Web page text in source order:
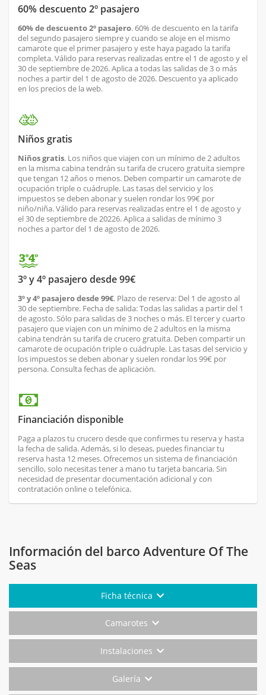
60% descuento 2º pasajero
60% de descuento 2º pasajero. 60% de descuento en la tarifa
del segundo pasajero siempre y cuando se aloje en el mismo
camarote que el primer pasajero y este haya pagado la tarifa
completa. Válido para reservas realizadas entre el 1 de agosto y el
30 de septiembre de 2026. Aplica a todas las salidas de 3 o más
noches a partir del 1 de agosto de 2026. Descuento ya aplicado
en los precios de la web.
Niños gratis
Niños gratis. Los niños que viajen con un mínimo de 2 adultos
en la misma cabina tendrán su tarifa de crucero gratuita siempre
que tengan 12 años o menos. Deben compartir un camarote de
ocupación triple o cuádruple. Las tasas del servicio y los
impuestos se deben abonar y suelen rondar los 99€ por
niño/niña. Válido para reservas realizadas entre el 1 de agosto y
el 30 de septiembre de 20226. Aplica a salidas de mínimo 3
noches a partor del 1 de agosto de 2026.
3º y 4º pasajero desde 99€
3º y 4º pasajero desde 99€. Plazo de reserva: Del 1 de agosto al
30 de septiembre. Fecha de salida: Todas las salidas a partir del 1
de agosto. Sólo para salidas de 3 noches o más. El tercer y cuarto
pasajero que viajen con un mínimo de 2 adultos en la misma
cabina tendrán su tarifa de crucero gratuita. Deben compartir un
camarote de ocupación triple o cuádruple. Las tasas del servicio y
los impuestos se deben abonar y suelen rondar los 99€ por
persona. Consulta fechas de aplicación.
Financiación disponible
Paga a plazos tu crucero desde que confirmes tu reserva y hasta
la fecha de salida. Además, si lo deseas, puedes financiar tu
reserva hasta 12 meses. Ofrecemos un sistema de financiación
sencillo, solo necesitas tener a mano tu tarjeta bancaria. Sin
necesidad de presentar documentación adicional y con
contratación online o telefónica.
Información del barco Adventure Of The
Seas
Ficha técnica
Camarotes
Instalaciones
Galería